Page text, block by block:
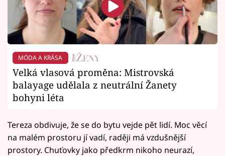
MÓDA A KRÁSA
Velká vlasová proměna: Mistrovská
balayage udělala z neutrální Žanety
bohyni léta
Tereza obdivuje, že se do bytu vejde pět lidí. Moc věcí
na malém prostoru jí vadí, raději má vzdušnější
prostory. Chuťovky jako předkrm nikoho neurazí,